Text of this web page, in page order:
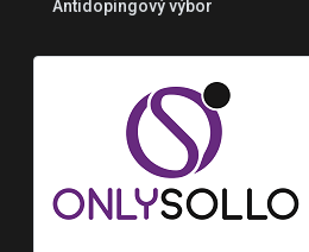
Antidopingový výbor